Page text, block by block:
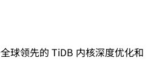
球领先的 TiDB 内核深度优化和